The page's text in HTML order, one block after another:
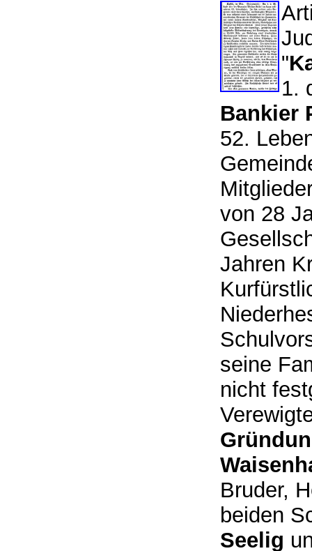
"
1.
Bankier
52.
von 28
Jahren
seine
nicht
Bruder,
beiden
Seelig